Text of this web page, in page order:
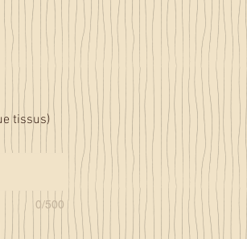
tissus)
0/500